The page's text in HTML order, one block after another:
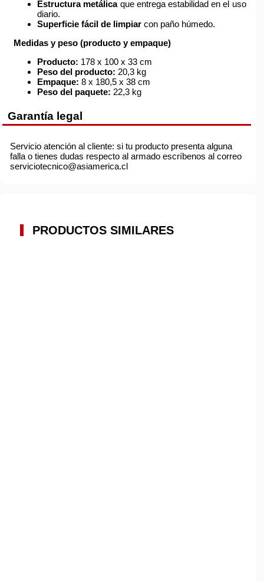
Estructura metálicaque entrega estabilidad en el uso
diario.
Superficie fácil de limpiar con paño húmedo.
Medidas y peso (producto y empaque)
Producto: 178 x 100 x 33 cm
Peso del producto: 20,3 kg
Empaque: 8 x 180,5 x 38 cm
Peso del paquete: 22,3 kg
Garantía legal
Servicio atención al cliente: si tu producto presenta alguna
falla o tienes dudas respecto al armado escríbenos al correo
serviciotecnico@asiamerica.cl
PRODUCTOS SIMILARES